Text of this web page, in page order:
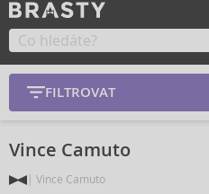
FILTROVAT
Vince Camuto
Vince Camuto